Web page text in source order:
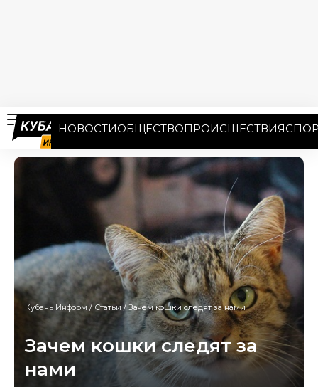
НОВОСТИОБЩЕСТВОПРОИСШЕСТВИЯ
Кубань Информ / Статьи/ Зачем кошки следят за нами
Зачем кошки следят за
нами